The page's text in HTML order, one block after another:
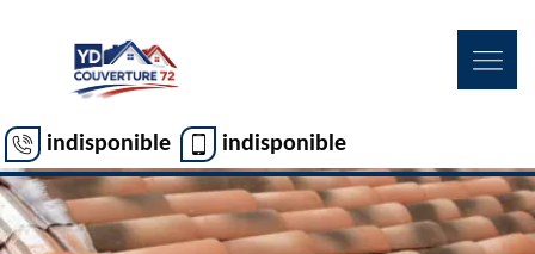
indisponible indisponible